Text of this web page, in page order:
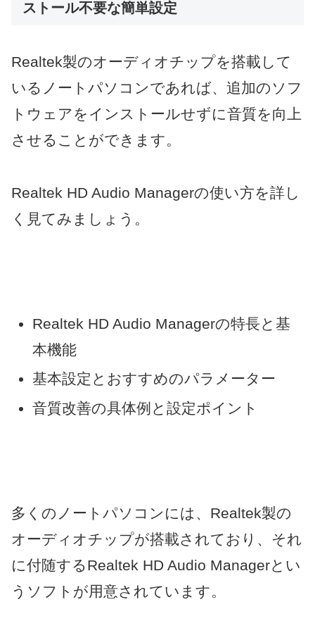
ストール不要な簡単設定
Realtek製のオーディオチップを搭載して
いるノートパソコンであれば、追加のソフ
トウェアをインストールせずに音質を向上
させることができます。
Realtek HD Audio Managerの使い方を詳し
く見てみましょう。
Realtek HD Audio Managerの特長と基
本機能
基本設定とおすすめのパラメーター
音質改善の具体例と設定ポイント
多くのノートパソコンには、Realtek製の
オーディオチップが搭載されており、それ
に付随するRealtek HD Audio Managerとい
うソフトが用意されています。